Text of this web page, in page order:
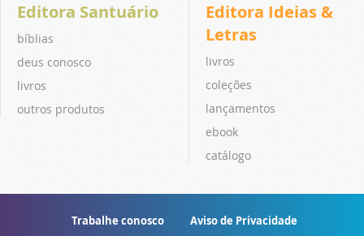
Editora Santuário
bíblias
deus conosco
livros
outros produtos
Editora Ideias &
Letras
livros
coleções
lançamentos
ebook
catálogo
Trabalhe conosco Aviso de Privacidade